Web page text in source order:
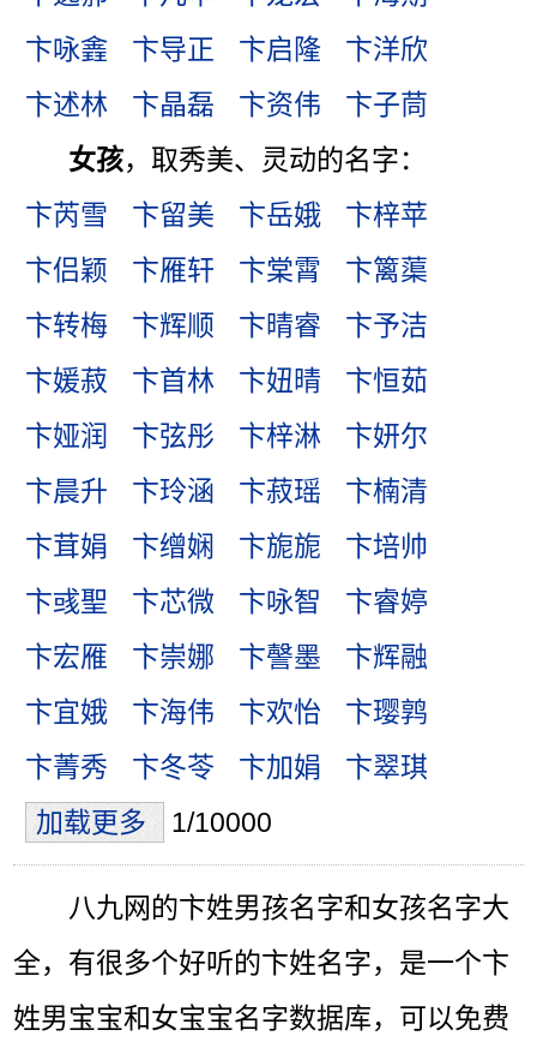
卞咏錱
卞导正 卞启隆
卞洋欣
卞述林
卞晶磊 卞资伟
卞子茼
女孩，取秀美、灵动的名字：
卞芮雪
卞留美 卞岳娥
卞梓苹
卞侣颖
卞雁轩 卞棠霄
卞篱蕖
卞转梅
卞辉顺 卞晴睿
卞予洁
卞媛菽
卞首林 卞妞晴
卞恒茹
卞娅润
卞弦彤 卞梓淋
卞妍尔
卞晨升
卞玲涵 卞菽瑶
卞楠清
卞茸娟
卞缯娴 卞旎旎
卞培帅
卞彧聖
卞芯微 卞咏智
卞睿婷
卞宏雁
卞崇娜 卞謦墨
卞辉融
卞宜娥
卞海伟 卞欢怡
卞璎鹑
卞菁秀
卞冬苓 卞加娟
卞翠琪
加载更多
1/10000
八九网的卞姓男孩名字和女孩名字大
全，有很多个好听的卞姓名字，是一个卞
姓男宝宝和女宝宝名字数据库，可以免费